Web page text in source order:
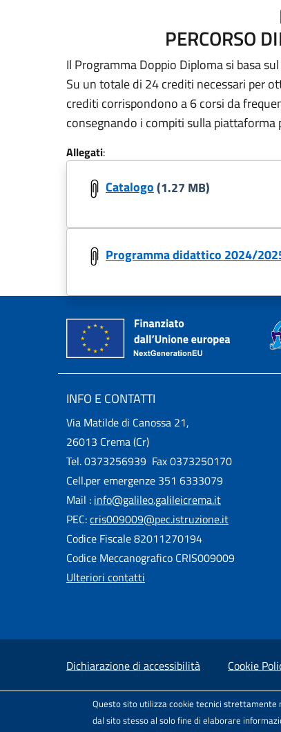
Questo sito utilizza cookie tecnici strettamente
dal sito stesso al solo fine di elaborare
PERCORSO
Il Programma Doppio Diploma si basa
Su un totale di 24 crediti necessari per
crediti corrispondono a 6 corsi da
consegnando i compiti sulla piattaforma
Allegati:
Catalogo(1.27 MB)
Programma didattico 2024/
INFO E CONTATTI
Via Matilde di Canossa 21,
26013 Crema (Cr)
Tel. 0373256939 Fax 0373250170
Cell.per emergenze 351 6333079
Mail : info@galileo.galileicrema.it
PEC:cris009009@pec.istruzione.it
Codice Fiscale 82011270194
Codice Meccanografico CRIS009009
Ulteriori contatti
Small prints
Dichiarazione di accessibilità Cookie
TestSito realizzato e distribuito daPorte
Il modello di sito è